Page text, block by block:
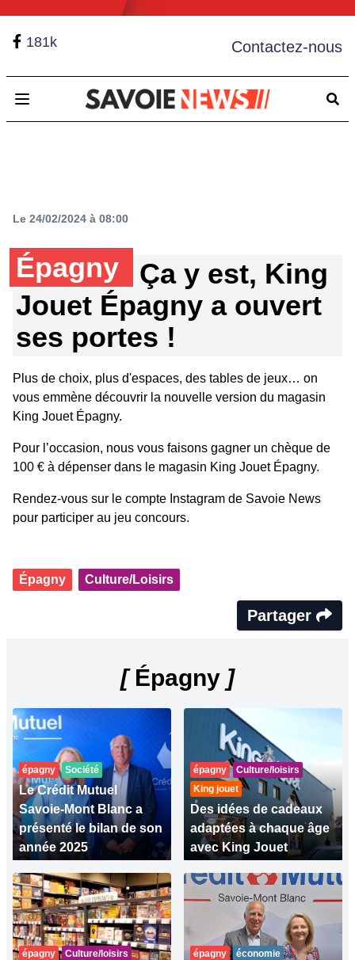
181k Contactez-nous
Open main menu
Le 24/02/2024 à 08:00
Épagny
Ça y est, King
Jouet Épagny a ouvert
ses portes !
Plus de choix, plus d'espaces, des tables de jeux… on
vous emmène découvrir la nouvelle version du magasin
King Jouet Épagny.
Pour l’occasion, nous vous faisons gagner un chèque de
100 € à dépenser dans le magasin King Jouet Épagny.
Rendez-vous sur le compte Instagram de Savoie News
pour participer au jeu concours.
Épagny Culture/Loisirs
Partager
[Épagny ]
épagny Société
Le Crédit Mutuel
Savoie-Mont Blanc a
présenté le bilan de son
année 2025
épagny
Culture/loisirs
King jouet
Des idées de cadeaux
adaptées à chaque âge
avec King Jouet
épagny
Culture/loisirs
épagny économie